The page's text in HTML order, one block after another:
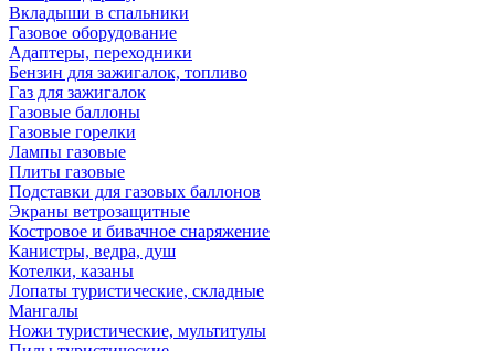
Вкладыши в спальники
Газовое оборудование
Адаптеры, переходники
Бензин для зажигалок, топливо
Газ для зажигалок
Газовые баллоны
Газовые горелки
Лампы газовые
Плиты газовые
Подставки для газовых баллонов
Экраны ветрозащитные
Костровое и бивачное снаряжение
Канистры, ведра, душ
Котелки, казаны
Лопаты туристические, складные
Мангалы
Ножи туристические, мультитулы